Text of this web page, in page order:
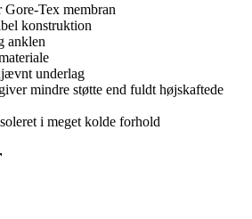
Tex membran
konstruktion
anklen
underlag
mindre støtte end fuldt højskaftede
i meget kolde forhold